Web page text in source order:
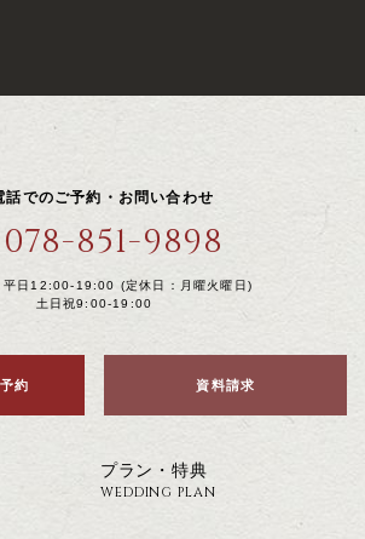
話でのご予約・お問い合わせ
078-851-9898
平日12:00-19:00 (定休日：月曜火曜日)
土日祝9:00-19:00
約 資料請求
プラン・特典
WEDDING PLAN